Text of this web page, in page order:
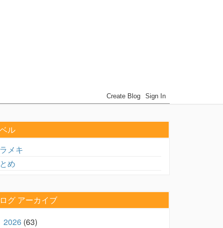
ル
メキ
め
グ アーカイブ
2026 (63)